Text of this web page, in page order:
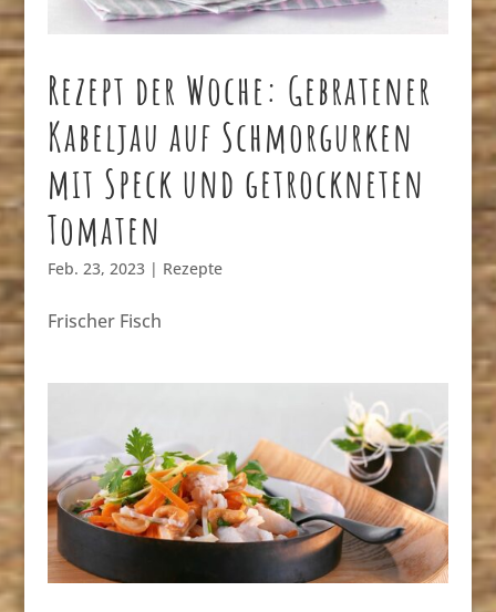
Rezept der Woche: Gebratener
Kabeljau auf Schmorgurken
mit Speck und getrockneten
Tomaten
Feb. 23, 2023| Rezepte
Frischer Fisch